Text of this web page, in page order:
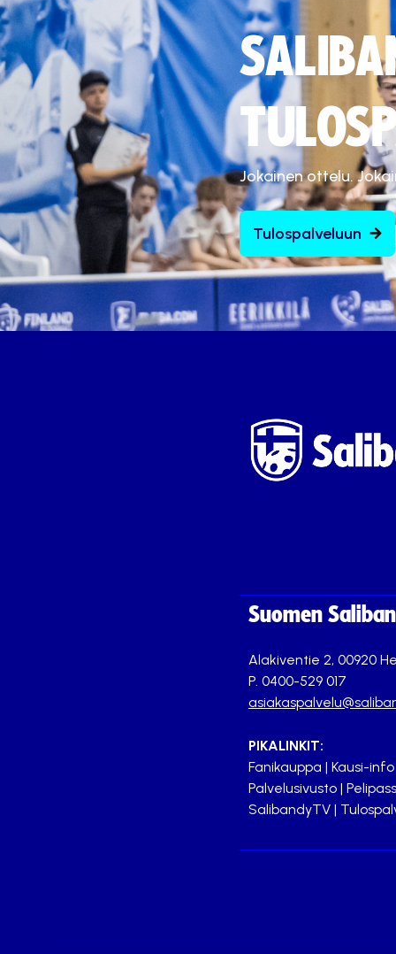
Jokainen ottelu.
Tulospalveluun
Suomen
Alakiventie 2, 00920
P. 0400-529 017
PIKALINKIT:
Fanikauppa | Kausi-info
Palvelusivusto |
SalibandyTV |